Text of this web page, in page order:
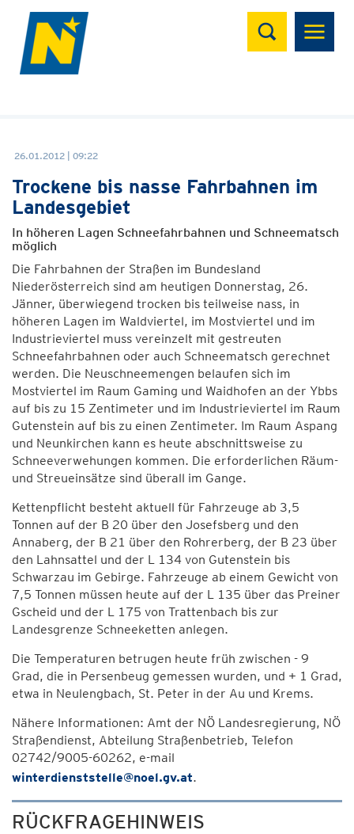
Suchen
26.01.2012 | 09:22
Trockene bis nasse Fahrbahnen im
Landesgebiet
In höheren Lagen Schneefahrbahnen und Schneematsch
möglich
Die Fahrbahnen der Straßen im Bundesland
Niederösterreich sind am heutigen Donnerstag, 26.
Jänner, überwiegend trocken bis teilweise nass, in
höheren Lagen im Waldviertel, im Mostviertel und im
Industrieviertel muss vereinzelt mit gestreuten
Schneefahrbahnen oder auch Schneematsch gerechnet
werden. Die Neuschneemengen belaufen sich im
Mostviertel im Raum Gaming und Waidhofen an der Ybbs
auf bis zu 15 Zentimeter und im Industrieviertel im Raum
Gutenstein auf bis zu einen Zentimeter. Im Raum Aspang
und Neunkirchen kann es heute abschnittsweise zu
Schneeverwehungen kommen. Die erforderlichen Räum-
und Streueinsätze sind überall im Gange.
Kettenpflicht besteht aktuell für Fahrzeuge ab 3,5
Tonnen auf der B 20 über den Josefsberg und den
Annaberg, der B 21 über den Rohrerberg, der B 23 über
den Lahnsattel und der L 134 von Gutenstein bis
Schwarzau im Gebirge. Fahrzeuge ab einem Gewicht von
7,5 Tonnen müssen heute auf der L 135 über das Preiner
Gscheid und der L 175 von Trattenbach bis zur
Landesgrenze Schneeketten anlegen.
Die Temperaturen betrugen heute früh zwischen - 9
Grad, die in Persenbeug gemessen wurden, und + 1 Grad,
etwa in Neulengbach, St. Peter in der Au und Krems.
Nähere Informationen: Amt der NÖ Landesregierung, NÖ
Straßendienst, Abteilung Straßenbetrieb, Telefon
02742/9005-60262, e-mail
winterdienststelle@noel.gv.at.
RÜCKFRAGEHINWEIS